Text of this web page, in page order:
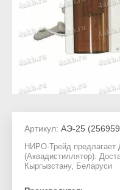
Артикул: АЭ-25
НИРО-Трейд предлагает
(Аквадистиллятор).
Кыргызстану, Беларуси